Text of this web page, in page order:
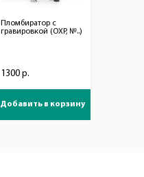
Пломбиратор с
гравировкой (ОХР, №..)
1300 р.
Добавить в корзину